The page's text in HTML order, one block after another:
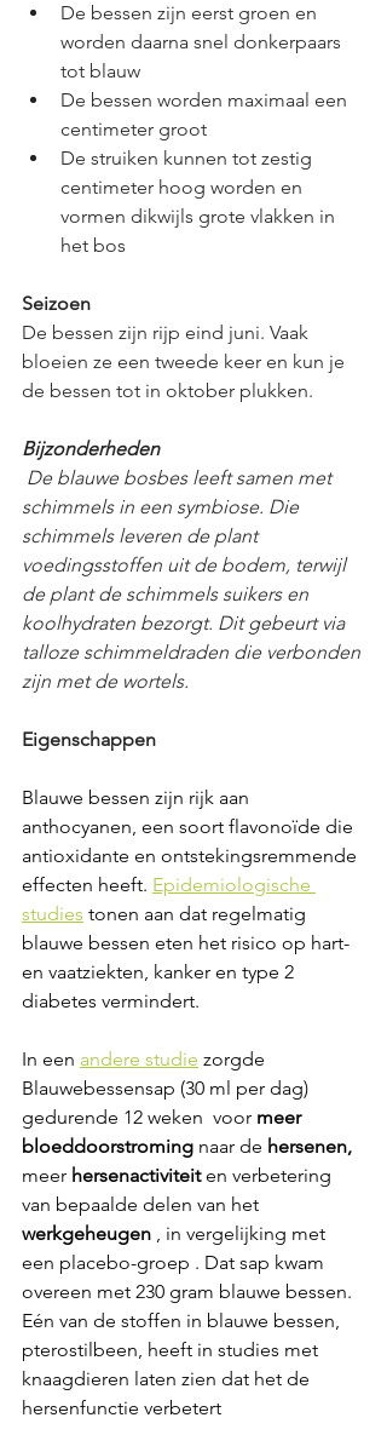
De bessen zijn eerst groen en
worden daarna snel donkerpaars
tot blauw
De bessen worden maximaal een
centimeter groot
De struiken kunnen tot zestig
centimeter hoog worden en
vormen dikwijls grote vlakken in
het bos
Seizoen
De bessen zijn rijp eind juni. Vaak
bloeien ze een tweede keer en kun je
de bessen tot in oktober plukken.
Bijzonderheden
schimmels in een symbiose. Die
schimmels leveren de plant
voedingsstoffen uit de bodem, terwijl
de plant de schimmels suikers en
koolhydraten bezorgt. Dit gebeurt via
talloze schimmeldraden die verbonden
zijn met de wortels.
Eigenschappen
Blauwe bessen zijn rijk aan
anthocyanen, een soort flavonoïde die
antioxidante en ontstekingsremmende
effecten heeft. Epidemiologische
studies tonen aan dat regelmatig
blauwe bessen eten het risico op hart-
en vaatziekten, kanker en type 2
diabetes vermindert.
In een andere studie zorgde
Blauwebessensap (30 ml per dag)
gedurende 12 weken  voor meer
bloeddoorstroming naar de hersenen,
meer hersenactiviteit en verbetering
van bepaalde delen van het
werkgeheugen , in vergelijking met
een placebo-groep . Dat sap kwam
overeen met 230 gram blauwe bessen.
Eén van de stoffen in blauwe bessen,
pterostilbeen, heeft in studies met
knaagdieren laten zien dat het de
hersenfunctie verbetert